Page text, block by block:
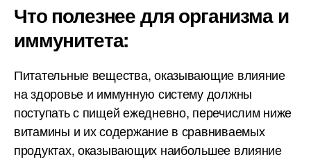
Что полезнее для организма и
иммунитета:
Питательные вещества, оказывающие влияние
на здоровье и иммунную систему должны
поступать с пищей ежедневно, перечислим ниже
витамины и их содержание в сравниваемых
продуктах, оказывающих наибольшее влияние